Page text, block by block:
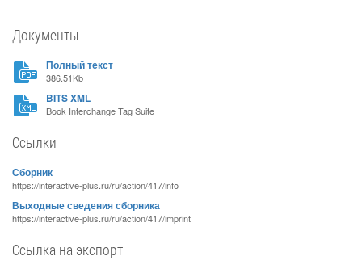
Документы
Полный текст
386.51Kb
BITS XML
Book Interchange Tag Suite
Ссылки
Сборник
https://interactive-plus.ru/ru/action/417/info
Выходные сведения сборника
https://interactive-plus.ru/ru/action/417/imprint
Ссылка на экспорт